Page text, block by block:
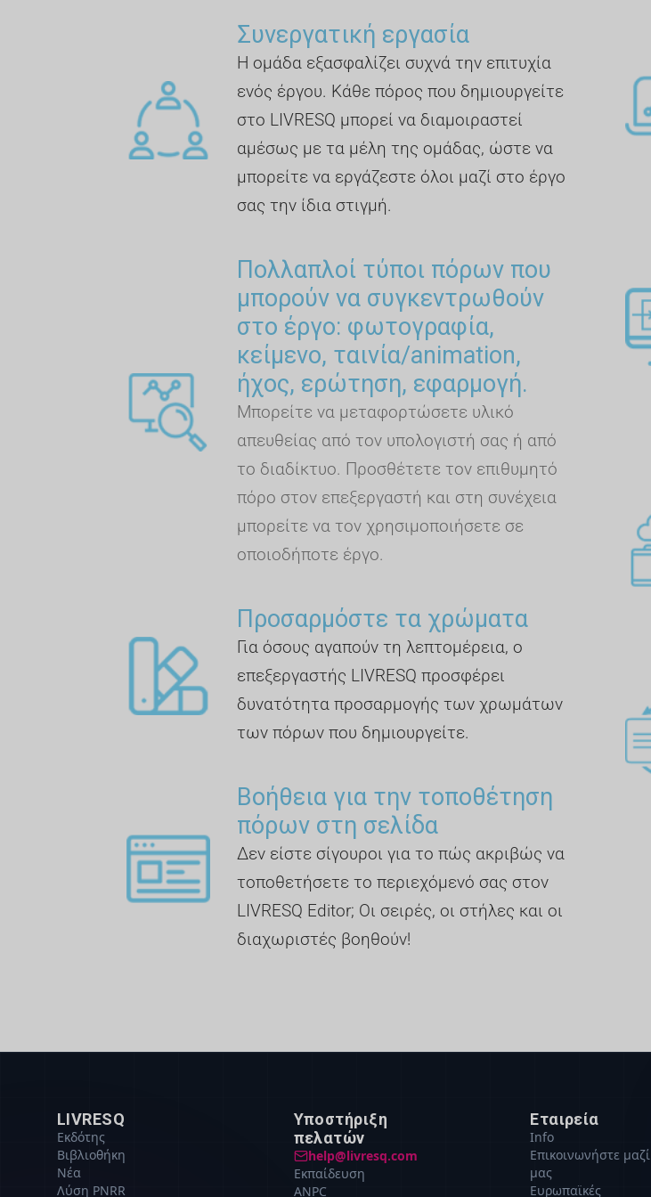
Συνεργατική εργασία
Η ομάδα εξασφαλίζει συχνά την επιτυχία
ενός έργου. Κάθε πόρος που δημιουργείτε
στο LIVRESQ μπορεί να διαμοιραστεί
αμέσως με τα μέλη της ομάδας, ώστε να
μπορείτε να εργάζεστε όλοι μαζί στο έργο
σας την ίδια στιγμή.
Πολλαπλοί τύποι πόρων που
μπορούν να συγκεντρωθούν
στο έργο: φωτογραφία,
κείμενο, ταινία/animation,
ήχος, ερώτηση, εφαρμογή.
Μπορείτε να μεταφορτώσετε υλικό
απευθείας από τον υπολογιστή σας ή από
το διαδίκτυο. Προσθέτετε τον επιθυμητό
πόρο στον επεξεργαστή και στη συνέχεια
μπορείτε να τον χρησιμοποιήσετε σε
οποιοδήποτε έργο.
Προσαρμόστε τα χρώματα
Για όσους αγαπούν τη λεπτομέρεια, ο
επεξεργαστής LIVRESQ προσφέρει
δυνατότητα προσαρμογής των χρωμάτων
των πόρων που δημιουργείτε.
Βοήθεια για την τοποθέτηση
πόρων στη σελίδα
Δεν είστε σίγουροι για το πώς ακριβώς να
τοποθετήσετε το περιεχόμενό σας στον
LIVRESQ Editor; Οι σειρές, οι στήλες και οι
διαχωριστές βοηθούν!
LIVRESQ
Εκδότης
Βιβλιοθήκη
Νέα
Λύση PNRR
Υποστήριξη
πελατών
help@livresq.com
Εκπαίδευση
ANPC
Εταιρεία
Info
Επικοινωνήστε μαζί
μας
Ευρωπαϊκές